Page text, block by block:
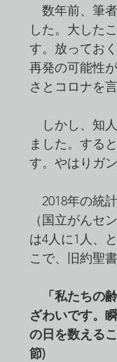
織・人事・労務 人の
数年前、筆
した。大した
す。放ってお
再発の可能性
さとコロナを
しかし、知
ました。する
す。やはりガ
2018年の統
（国立がんセ
は4人に1人、
こで、旧約聖
「私たちの
ざわいです。
の日を数える
節)